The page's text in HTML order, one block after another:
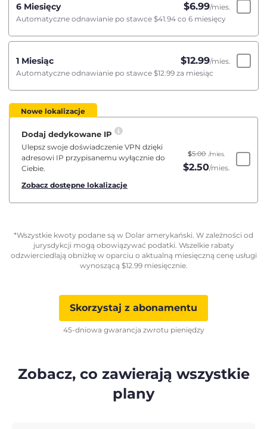
6 Miesięcy $6.99/mies.
Automatyczne odnawianie po stawce $41.94 co 6 miesięcy
1 Miesiąc $12.99/mies.
Automatyczne odnawianie po stawce $12.99 za miesiąc
Nowe lokalizacje
Dodaj dedykowane IP
Ulepsz swoje doświadczenie VPN dzięki
adresowi IP przypisanemu wyłącznie do
Ciebie.
Zobacz dostępne lokalizacje
$5.00 /mies.
$2.50/mies.
*Wszystkie kwoty podane są w Dolar amerykański. W zależności od
jurysdykcji mogą obowiązywać podatki. Wszelkie rabaty
odzwierciedlają obniżkę w oparciu o aktualną miesięczną cenę usługi
wynoszącą $12.99miesięcznie.
Skorzystaj z abonamentu
45-dniowa gwarancja zwrotu pieniędzy
Zobacz, co zawierają wszystkie
plany